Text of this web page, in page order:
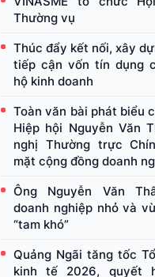
Thường vụ
Thúc đẩy kết nối, xây
tiếp cận vốn tín dụng
hộ kinh doanh
Toàn văn bài phát biểu
Hiệp hội Nguyễn Văn
nghị Thường trực
mặt cộng đồng doanh
Ông Nguyễn Văn
doanh nghiệp nhỏ và
“tam khó”
Quảng Ngãi tăng tốc
kinh tế 2026, quyết